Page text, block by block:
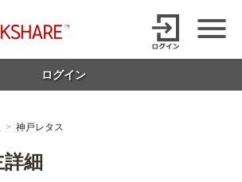
】アフィリエイトならリンクシェア・ジャパ
ログイン
神戸レタス
細